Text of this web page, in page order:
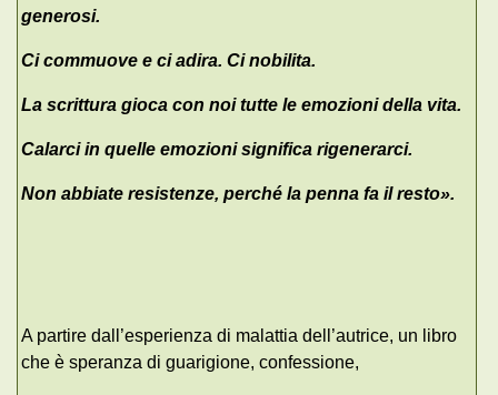
generosi.
Ci commuove e ci adira. Ci nobilita.
La scrittura gioca con noi tutte le emozioni della vita.
Calarci in quelle emozioni significa rigenerarci.
Non abbiate resistenze, perché la penna fa il resto».
A partire dall’esperienza di malattia dell’autrice, un libro
che è speranza di guarigione, confessione,